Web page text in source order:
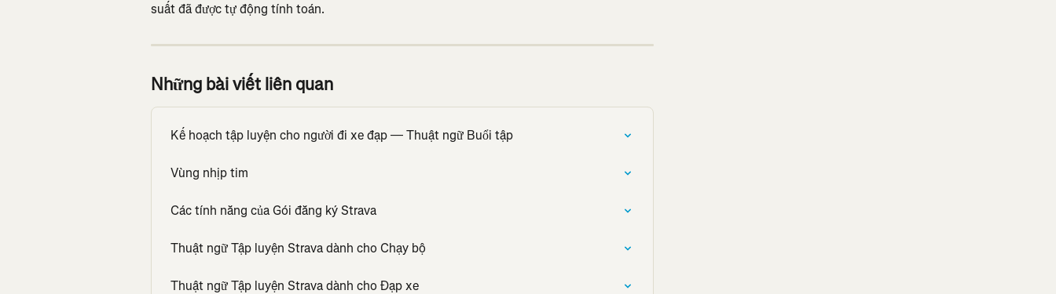
suất đã được tự động tính toán.
Những bài viết liên quan
Kế hoạch tập luyện cho người đi xe đạp — Thuật ngữ Buổi tập
Vùng nhịp tim
Các tính năng của Gói đăng ký Strava
Thuật ngữ Tập luyện Strava dành cho Chạy bộ
Thuật ngữ Tập luyện Strava dành cho Đạp xe